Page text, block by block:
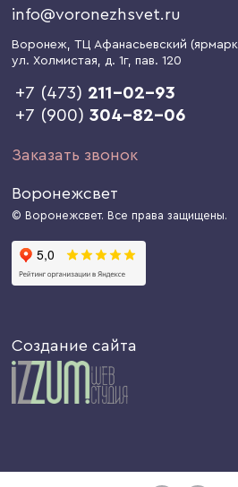
info@voronezhsvet.ru
Воронеж, ТЦ Афанасьевский
ул. Холмистая, д. 1г, пав. 120
+7 (473) 211-02-93
+7 (900)304-82-06
Заказать звонок
Воронежсвет
© Воронежсвет. Все права защищены.
Создание сайта